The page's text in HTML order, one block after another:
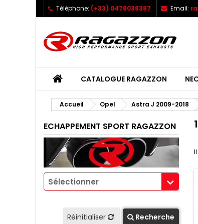
Téléphone: (+33) 0478038387 Email:
CATALOGUE RAGAZZON
Accueil Opel Astra J 2009-2018
ECHAPPEMENT SPORT RAGAZZON
Sélectionner
Réinitialiser Recherche